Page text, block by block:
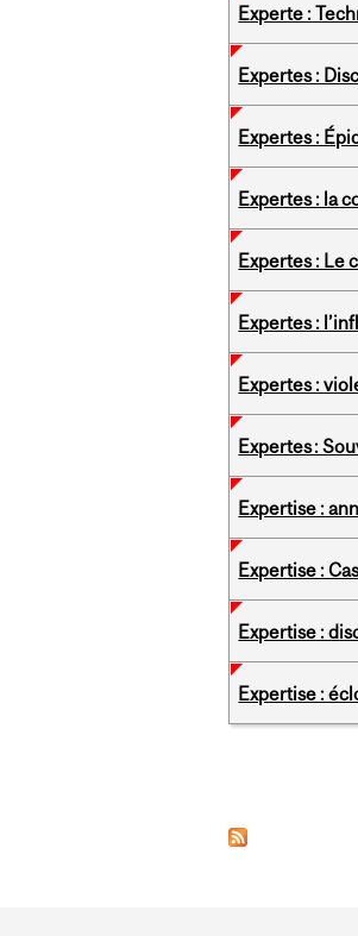
Experte :
Expertes :
Expertes :
Expertes : la
Expertes : Le
Expertes :
Expertes :
Expertes :
Expertise :
Expertise :
Expertise :
Expertise :